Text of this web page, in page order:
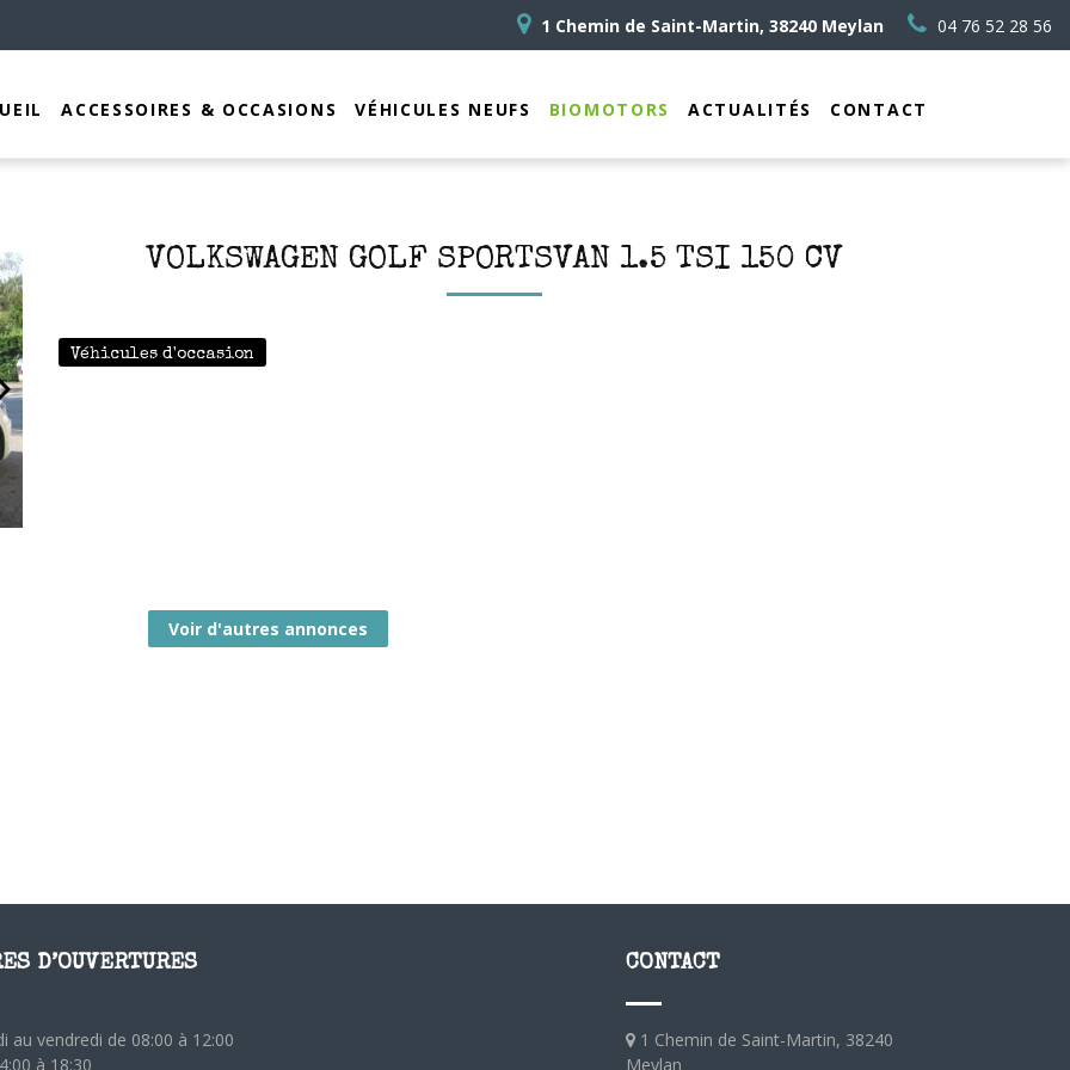
1 Chemin de Saint-Martin, 38240 Meylan 04 76 52 28 56
ACCESSOIRES & OCCASIONS VÉHICULES NEUFS BIOMOTORS ACTUALITÉS CONTACT
VOLKSWAGEN GOLF SPORTSVAN 1.5 TSI 150 CV
Véhicules d'occasion
Voir d'autres annonces
D’OUVERTURES
au vendredi de 08:00 à 12:00
à 18:30
CONTACT
1 Chemin de Saint-Martin, 38240
Meylan